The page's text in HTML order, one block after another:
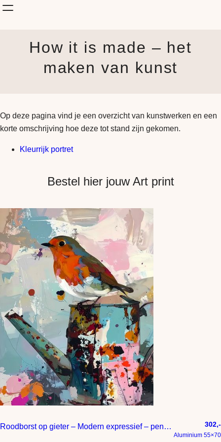
Onderwerp
Albums
Jouw Muur
How it is made – het
maken van kunst
Op deze pagina vind je een overzicht van kunstwerken en een
korte omschrijving hoe deze tot stand zijn gekomen.
Kleurrijk portret
Bestel hier jouw Art print
Roodborst op gieter – Modern expressief – penseelstreken en abstracte kleurige vlakken 302,-
Aluminium 55×70